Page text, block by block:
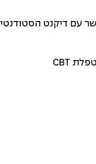
עם דיקנט
CBT